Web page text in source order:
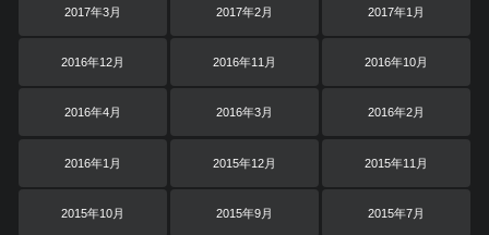
2017年3月 2017年2月 2017年1月
2016年12月 2016年11月 2016年10月
2016年4月 2016年3月 2016年2月
2016年1月 2015年12月 2015年11月
2015年10月 2015年9月 2015年7月